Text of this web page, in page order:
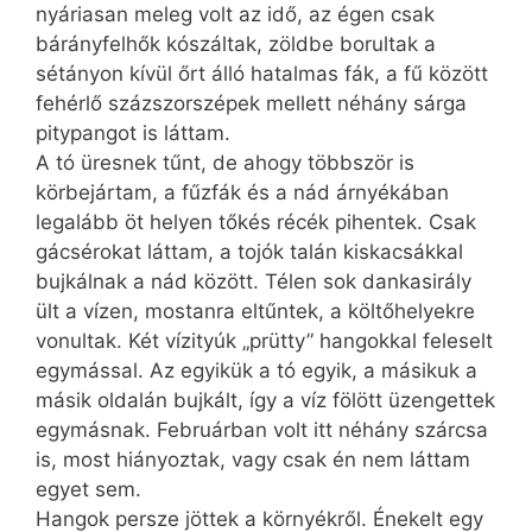
nyáriasan meleg volt az idő, az égen csak
bárányfelhők kószáltak, zöldbe borultak a
sétányon kívül őrt álló hatalmas fák, a fű között
fehérlő százszorszépek mellett néhány sárga
pitypangot is láttam.
A tó üresnek tűnt, de ahogy többször is
körbejártam, a fűzfák és a nád árnyékában
legalább öt helyen tőkés récék pihentek. Csak
gácsérokat láttam, a tojók talán kiskacsákkal
bujkálnak a nád között. Télen sok dankasirály
ült a vízen, mostanra eltűntek, a költőhelyekre
vonultak. Két vízityúk „prütty” hangokkal feleselt
egymással. Az egyikük a tó egyik, a másikuk a
másik oldalán bujkált, így a víz fölött üzengettek
egymásnak. Februárban volt itt néhány szárcsa
is, most hiányoztak, vagy csak én nem láttam
egyet sem.
Hangok persze jöttek a környékről. Énekelt egy